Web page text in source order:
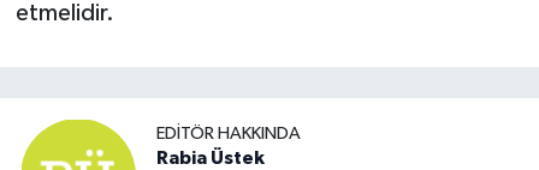
etmelidir.
EDITÖR HAKKINDA
Rabia Üstek